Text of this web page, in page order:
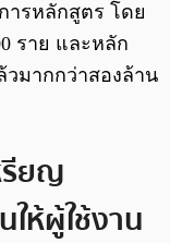
ารหลักสูตร โดย
ราย และหลัก
มากกว่าสองล้าน
รียญ
ให้ผู้ใช้งาน